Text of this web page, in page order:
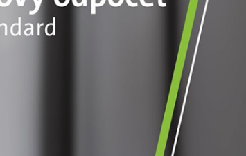
Interiérový dizajn
Inžinierske siete
Stavebná technika
Bonusy Klubu ASB